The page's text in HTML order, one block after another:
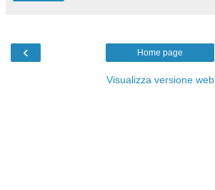
‹ Home page
Visualizza versione web